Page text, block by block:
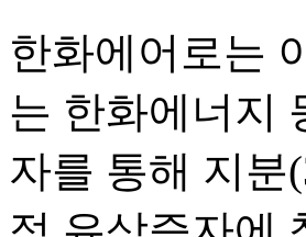
한화에어로는
는 한화에너지
자를 통해 지분